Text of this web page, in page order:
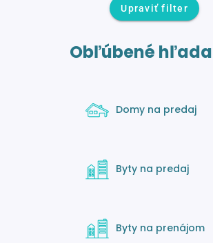
Upraviť filter
Obľúbené
Domy na predaj
Byty na predaj
Byty na prenájom